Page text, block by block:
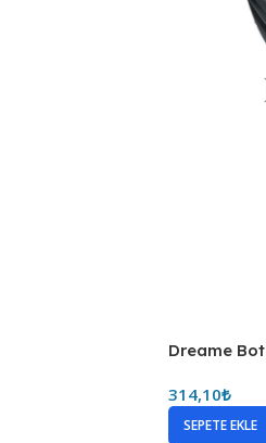
Dreame
314,10₺
SEPETE EKLE